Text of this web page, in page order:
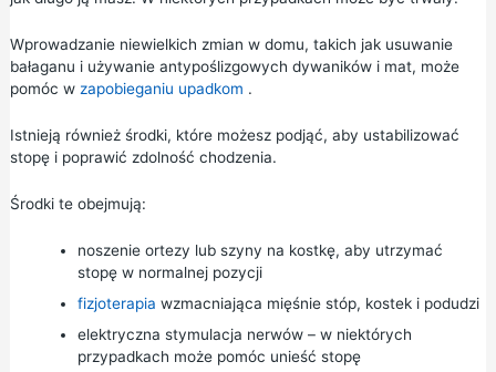
Wprowadzanie niewielkich zmian w domu, takich jak usuwanie
bałaganu i używanie antypoślizgowych dywaników i mat, może
pomóc w zapobieganiu upadkom .
Istnieją również środki, które możesz podjąć, aby ustabilizować
stopę i poprawić zdolność chodzenia.
Środki te obejmują:
noszenie ortezy lub szyny na kostkę, aby utrzymać
stopę w normalnej pozycji
fizjoterapia wzmacniająca mięśnie stóp, kostek i podudzi
elektryczna stymulacja nerwów – w niektórych
przypadkach może pomóc unieść stopę